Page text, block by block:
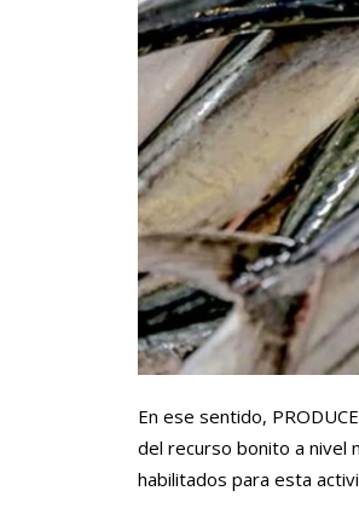
En ese sentido,
del recurso bonito a nivel
habilitados para esta